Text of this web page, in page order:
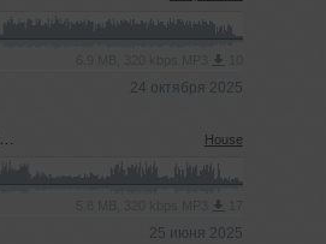
24 октября 2025
House
25 июня 2025